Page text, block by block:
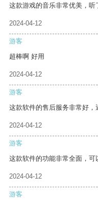
这款游戏的音乐非常优美，听
2024-04-12
游客
超棒啊 好用
2024-04-12
游客
这款软件的售后服务非常好，
2024-04-12
游客
这款软件的功能非常全面，可
2024-04-12
游客